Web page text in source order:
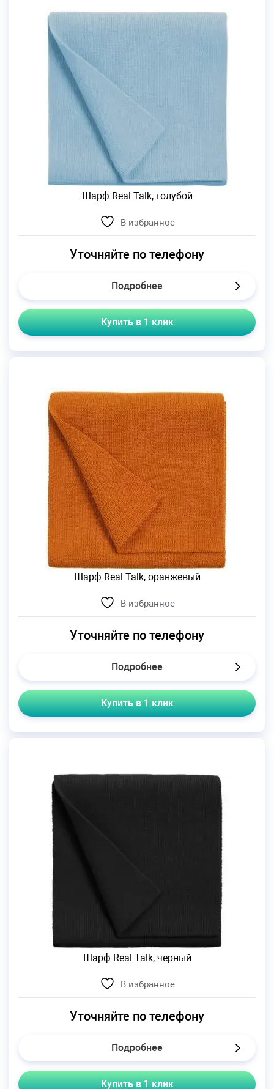
Шарф Real Talk, голубой
В избранное
Уточняйте по телефону
Подробнее
Купить в 1 клик
Шарф Real Talk, оранжевый
В избранное
Уточняйте по телефону
Подробнее
Купить в 1 клик
Шарф Real Talk, черный
В избранное
Уточняйте по телефону
Подробнее
Купить в 1 клик